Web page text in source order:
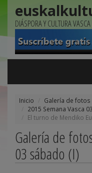
DIÁSPORA Y CULTURA VASCA
Inicio Galería de fotos
2015 Semana Vasca
El turno de Mendiko
Galería de
03 sábado (I)